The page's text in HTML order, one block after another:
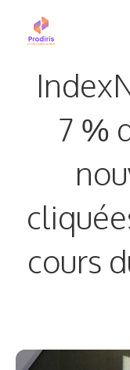
7 %
cours